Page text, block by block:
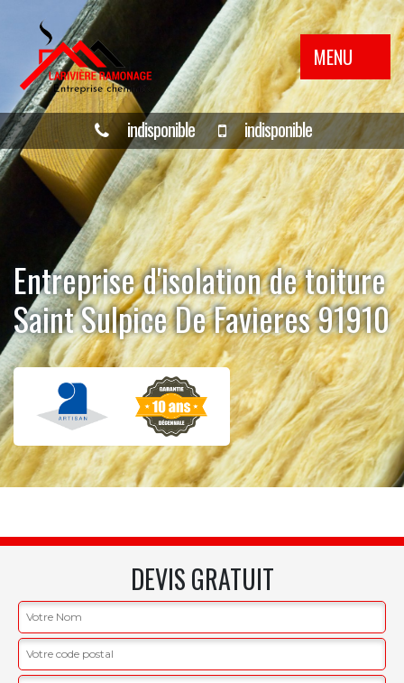
MENU
indisponible indisponible
Entreprise d'isolation de toiture
Saint Sulpice De Favieres 91910
DEVIS GRATUIT